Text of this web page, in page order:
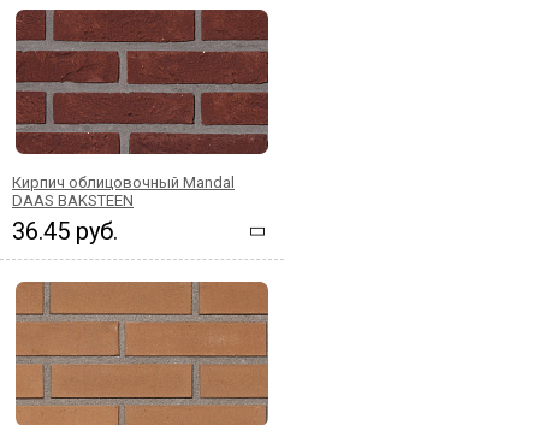
Кирпич облицовочный Mandal
DAAS BAKSTEEN
36.45 руб.